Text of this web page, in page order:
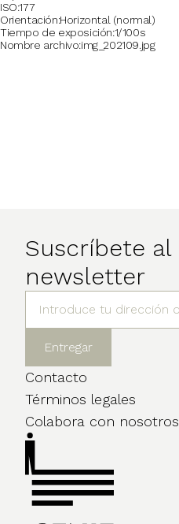
ISO 177
Orientación Horizontal (normal)
Tiempo de exposición 1/100s
Nombre archivo img_202109.jpg
Suscríbete al
newsletter
Contacto
Términos legales
Colabora con nosotros